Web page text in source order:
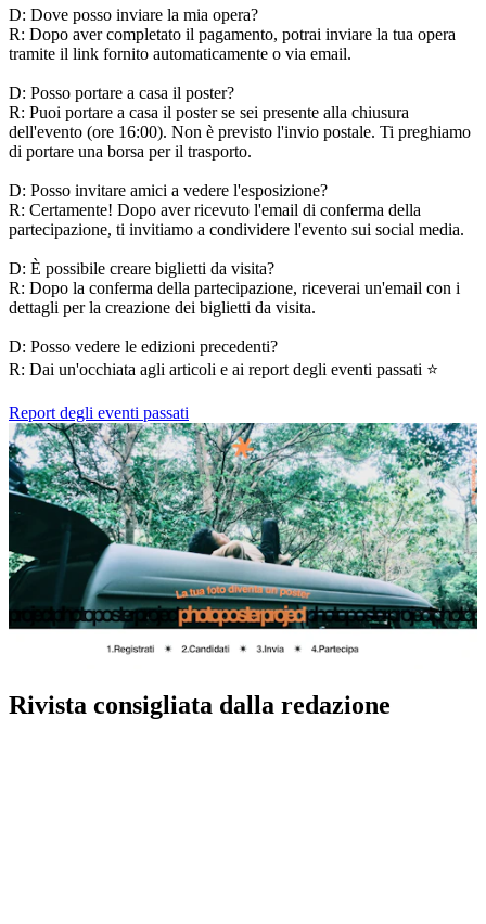
D: Dove posso inviare la mia opera?
R: Dopo aver completato il pagamento, potrai inviare la tua opera
tramite il link fornito automaticamente o via email.
D: Posso portare a casa il poster?
R: Puoi portare a casa il poster se sei presente alla chiusura
dell'evento (ore 16:00). Non è previsto l'invio postale. Ti preghiamo
di portare una borsa per il trasporto.
D: Posso invitare amici a vedere l'esposizione?
R: Certamente! Dopo aver ricevuto l'email di conferma della
partecipazione, ti invitiamo a condividere l'evento sui social media.
D: È possibile creare biglietti da visita?
R: Dopo la conferma della partecipazione, riceverai un'email con i
dettagli per la creazione dei biglietti da visita.
D: Posso vedere le edizioni precedenti?
R: Dai un'occhiata agli articoli e ai report degli eventi passati ⭐️
Report degli eventi passati
Rivista consigliata dalla redazione